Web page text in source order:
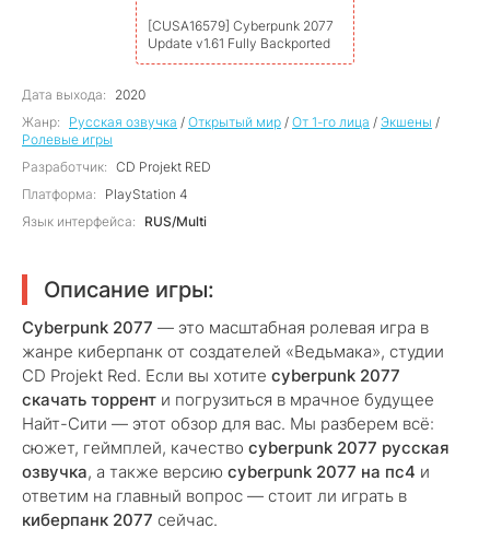
[CUSA16579] Cyberpunk 2077
Update v1.61 Fully Backported
Дата выхода:
2020
Жанр:
Русская озвучка / Открытый мир / От 1-го лица / Экшены /
Ролевые игры
Разработчик: CD Projekt RED
Платформа:
PlayStation 4
Язык интерфейса:
RUS/Multi
Описание игры:
Cyberpunk 2077 — это масштабная ролевая игра в
жанре киберпанк от создателей «Ведьмака», студии
CD Projekt Red. Если вы хотите cyberpunk 2077
скачать торрент и погрузиться в мрачное будущее
Найт-Сити — этот обзор для вас. Мы разберем всё:
сюжет, геймплей, качество cyberpunk 2077 русская
озвучка, а также версию cyberpunk 2077 на пс4 и
ответим на главный вопрос — стоит ли играть в
киберпанк 2077 сейчас.